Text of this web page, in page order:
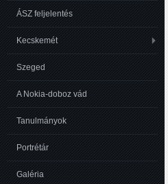
ÁSZ feljelentés
Kecskemét
Szeged
A Nokia-doboz vád
Tanulmányok
Portrétár
Galéria